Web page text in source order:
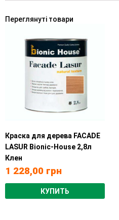
Переглянуті товари
Краска для дерева FACADE
LASUR Bionic-House 2,8л
Клен
1 228,00 грн
КУПИТЬ